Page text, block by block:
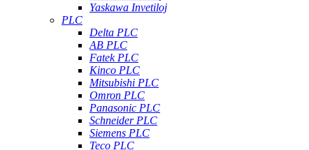
Yaskawa Invetiloj
PLC
Delta PLC
AB PLC
Fatek PLC
Kinco PLC
Mitsubishi PLC
Omron PLC
Panasonic PLC
Schneider PLC
Siemens PLC
Teco PLC